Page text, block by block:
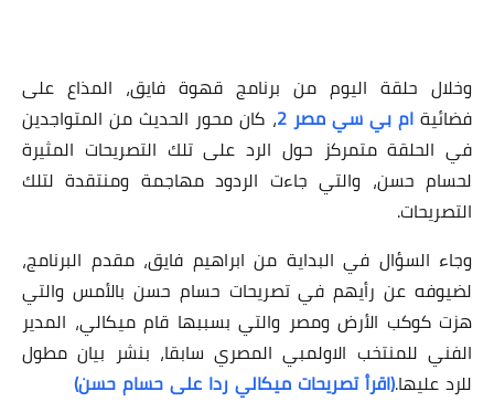
وخلال حلقة اليوم من برنامج قهوة فايق، المذاع على
فضائيةام بي سي مصر 2 ، كان محور الحديث من المتواجدين
في الحلقة متمركز حول الرد على تلك التصريحات المثيرة
لحسام حسن، والتي جاءت الردود مهاجمة ومنتقدة لتلك
التصريحات.
وجاء السؤال في البداية من ابراهيم فايق، مقدم البرنامج،
لضيوفه عن رأيهم في تصريحات حسام حسن بالأمس والتي
هزت كوكب الأرض ومصر والتي بسببها قام ميكالي، المدير
الفني للمنتخب الاولمبي المصري سابقا، بنشر بيان مطول
للرد عليها.(اقرأ تصريحات ميكالي ردا على حسام حسن)